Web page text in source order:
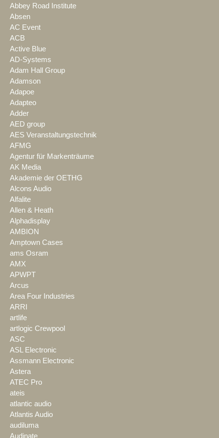
Abbey Road Institute
Absen
AC Event
ACB
Active Blue
AD-Systems
Adam Hall Group
Adamson
Adapoe
Adapteo
Adder
AED group
AES Veranstaltungstechnik
AFMG
Agentur für Markenträume
AK Media
Akademie der OETHG
Alcons Audio
Alfalite
Allen & Heath
Alphadisplay
AMBION
Amptown Cases
ams Osram
AMX
APWPT
Arcus
Area Four Industries
ARRI
artlife
artlogic Crewpool
ASC
ASL Electronic
Assmann Electronic
Astera
ATEC Pro
ateis
atlantic audio
Atlantis Audio
audiluma
Audinate